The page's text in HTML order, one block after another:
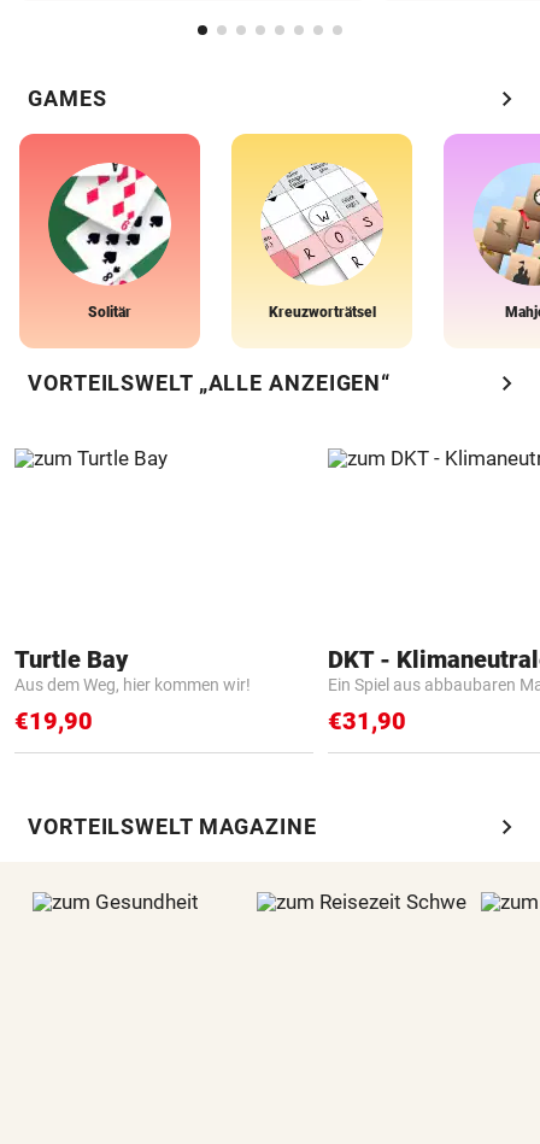
GAMES chevron_right
Solitär Kreuzworträtsel
VORTEILSWELT „ALLE ANZEIGEN“ chevron_right
Turtle Bay
Aus dem Weg, hier kommen wir!
€19,90
Ein Spiel aus abbaubaren
€31,90
VORTEILSWELT MAGAZINE chevron_right